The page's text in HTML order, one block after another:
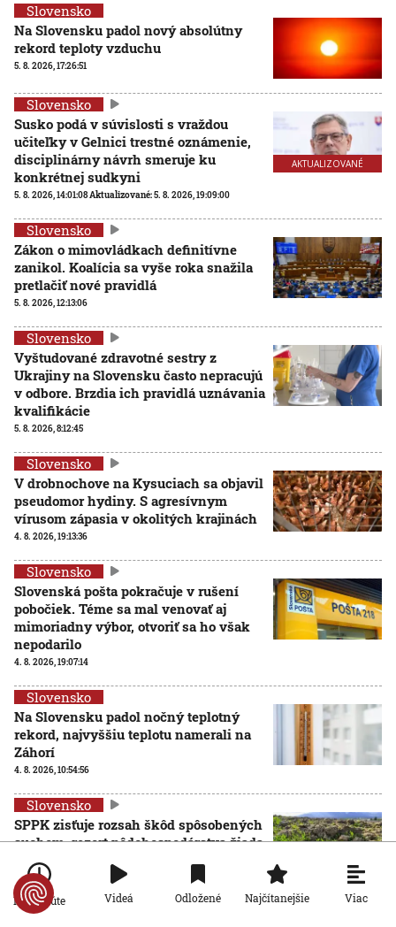
Slovensko
Na Slovensku padol nový absolútny
rekord teploty vzduchu
5. 8. 2026, 17:26:51
AKTUALIZOVANÉ
Slovensko
Susko podá v súvislosti s vraždou
učiteľky v Gelnici trestné oznámenie,
disciplinárny návrh smeruje ku
konkrétnej sudkyni
5. 8. 2026, 14:01:08 Aktualizované:5. 8. 2026, 19:09:00
Slovensko
Zákon o mimovládkach definitívne
zanikol. Koalícia sa vyše roka snažila
pretlačiť nové pravidlá
5. 8. 2026, 12:13:06
Slovensko
Vyštudované zdravotné sestry z
Ukrajiny na Slovensku často nepracujú
v odbore. Brzdia ich pravidlá uznávania
kvalifikácie
5. 8. 2026, 8:12:45
Slovensko
V drobnochove na Kysuciach sa objavil
pseudomor hydiny. S agresívnym
vírusom zápasia v okolitých krajinách
4. 8. 2026, 19:13:36
Slovensko
Slovenská pošta pokračuje v rušení
pobočiek. Téme sa mal venovať aj
mimoriadny výbor, otvoriť sa ho však
nepodarilo
4. 8. 2026, 19:07:14
Slovensko
Na Slovensku padol nočný teplotný
rekord, najvyššiu teplotu namerali na
Záhorí
4. 8. 2026, 10:54:56
AKTUALIZOVANÉ
Slovensko
SPPK zisťuje rozsah škôd spôsobených
suchom, rezort pôdohospodárstva žiada
o finančnú podporu
4. 8. 2026, 9:53:07 Aktualizované: 4. 8. 2026, 19:38:00
Slovensko
Po minúte Videá Odložené Najčítanejšie Viac